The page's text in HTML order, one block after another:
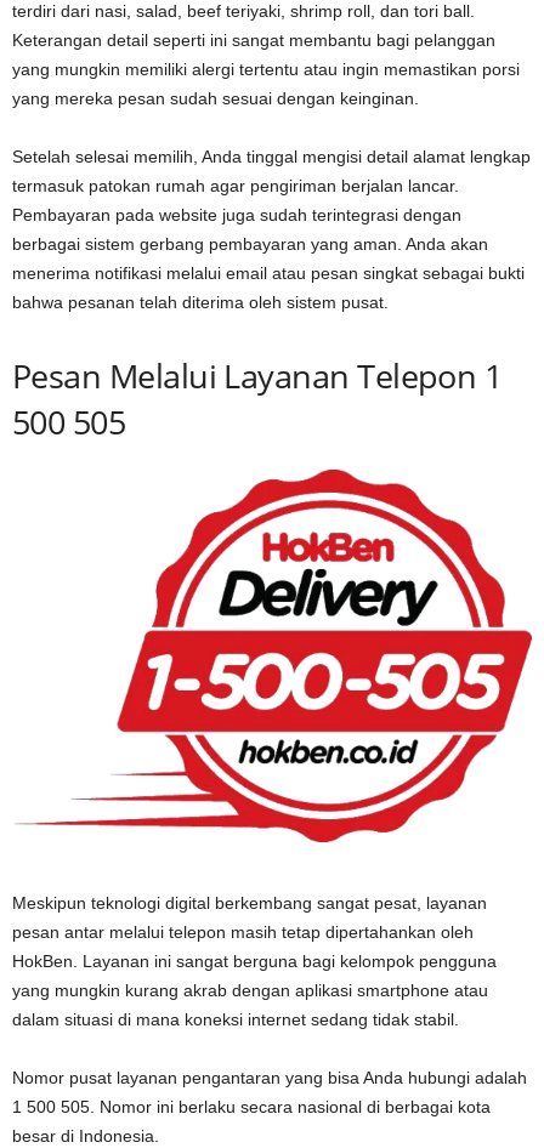
terdiri dari nasi, salad, beef teriyaki, shrimp roll, dan tori ball.
Keterangan detail seperti ini sangat membantu bagi pelanggan
yang mungkin memiliki alergi tertentu atau ingin memastikan porsi
yang mereka pesan sudah sesuai dengan keinginan.
Setelah selesai memilih, Anda tinggal mengisi detail alamat lengkap
termasuk patokan rumah agar pengiriman berjalan lancar.
Pembayaran pada website juga sudah terintegrasi dengan
berbagai sistem gerbang pembayaran yang aman. Anda akan
menerima notifikasi melalui email atau pesan singkat sebagai bukti
bahwa pesanan telah diterima oleh sistem pusat.
Pesan Melalui Layanan Telepon 1
500 505
Meskipun teknologi digital berkembang sangat pesat, layanan
pesan antar melalui telepon masih tetap dipertahankan oleh
HokBen. Layanan ini sangat berguna bagi kelompok pengguna
yang mungkin kurang akrab dengan aplikasi smartphone atau
dalam situasi di mana koneksi internet sedang tidak stabil.
Nomor pusat layanan pengantaran yang bisa Anda hubungi adalah
1 500 505. Nomor ini berlaku secara nasional di berbagai kota
besar di Indonesia.